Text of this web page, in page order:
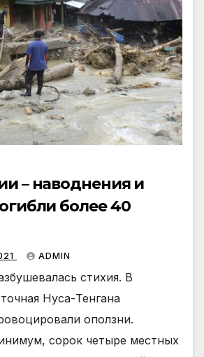
– наводнения и
более 40
ADMIN
стихия. В
Нуса-Тенгана
оползни.
сорок четыре местных